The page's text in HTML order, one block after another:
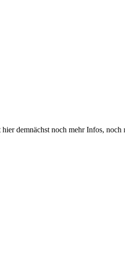
demnächst noch mehr Infos, noch